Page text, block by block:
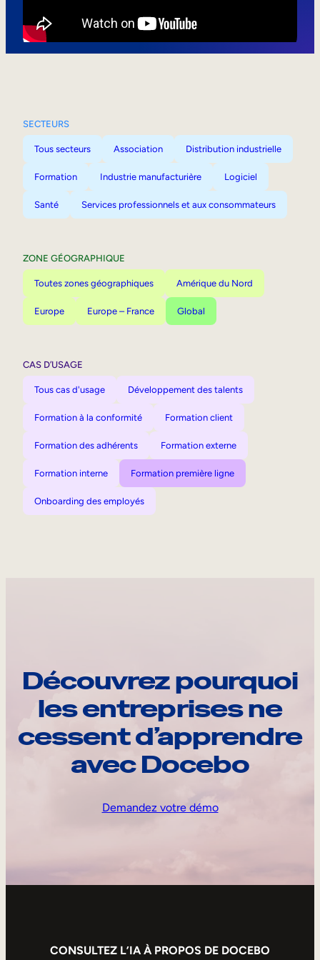
SECTEURS
Tous secteurs Association Distribution industrielle
Formation Industrie manufacturière Logiciel
Santé Services professionnels et aux consommateurs
ZONE GÉOGRAPHIQUE
Toutes zones géographiques Amérique du Nord
Europe Europe – France Global
CAS D’USAGE
Tous cas d'usage Développement des talents
Formation à la conformité Formation client
Formation des adhérents Formation externe
Formation interne Formation première ligne
Onboarding des employés
Découvrez pourquoi
les entreprises ne
cessent d’apprendre
avec Docebo
Demandez votre démo
CONSULTEZ L’IA À PROPOS DE DOCEBO